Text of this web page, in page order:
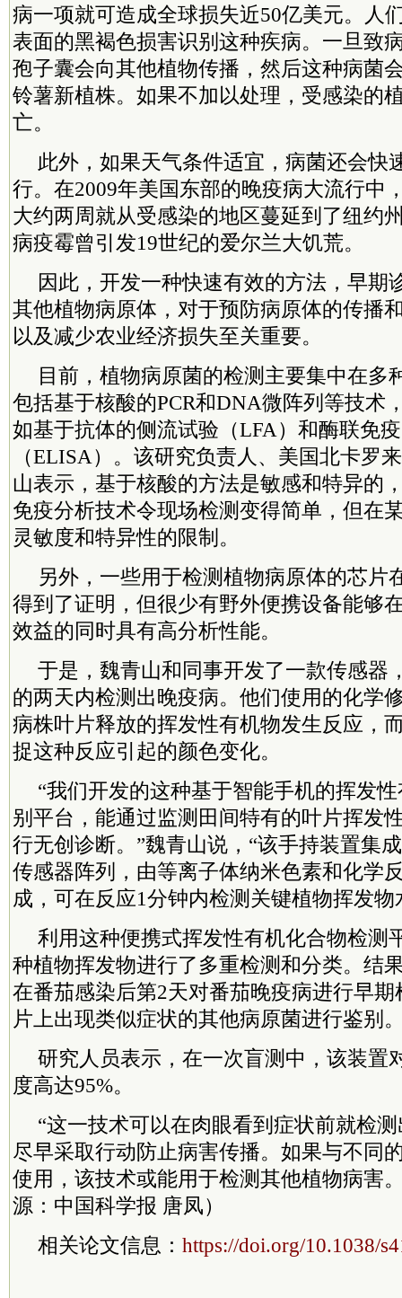
病一项就可造成全球损失近50亿美元。人
表面的黑褐色损害识别这种疾病。一旦致
孢子囊会向其他植物传播，然后这种病菌
铃薯新植株。如果不加以处理，受感染的
亡。
此外，如果天气条件适宜，病菌还会快
行。在2009年美国东部的晚疫病大流行中
大约两周就从受感染的地区蔓延到了纽约
病疫霉曾引发19世纪的爱尔兰大饥荒。
因此，开发一种快速有效的方法，早期
其他植物病原体，对于预防病原体的传播
以及减少农业经济损失至关重要。
目前，植物病原菌的检测主要集中在多
包括基于核酸的PCR和DNA微阵列等技术
如基于抗体的侧流试验（LFA）和酶联免
（ELISA）。该研究负责人、美国北卡罗
山表示，基于核酸的方法是敏感和特异的
免疫分析技术令现场检测变得简单，但在
灵敏度和特异性的限制。
另外，一些用于检测植物病原体的芯片
得到了证明，但很少有野外便携设备能够
效益的同时具有高分析性能。
于是，魏青山和同事开发了一款传感器
的两天内检测出晚疫病。他们使用的化学
病株叶片释放的挥发性有机物发生反应，
捉这种反应引起的颜色变化。
“我们开发的这种基于智能手机的挥发
别平台，能通过监测田间特有的叶片挥发
行无创诊断。”魏青山说，“该手持装置集
传感器阵列，由等离子体纳米色素和化学
成，可在反应1分钟内检测关键植物挥发物
利用这种便携式挥发性有机化合物检测
种植物挥发物进行了多重检测和分类。结
在番茄感染后第2天对番茄晚疫病进行早
片上出现类似症状的其他病原菌进行鉴别
研究人员表示，在一次盲测中，该装置
度高达95%。
“这一技术可以在肉眼看到症状前就检
尽早采取行动防止病害传播。如果与不同
使用，该技术或能用于检测其他植物病害
源：中国科学报 唐凤）
相关论文信息： https://doi.org/10.1038/